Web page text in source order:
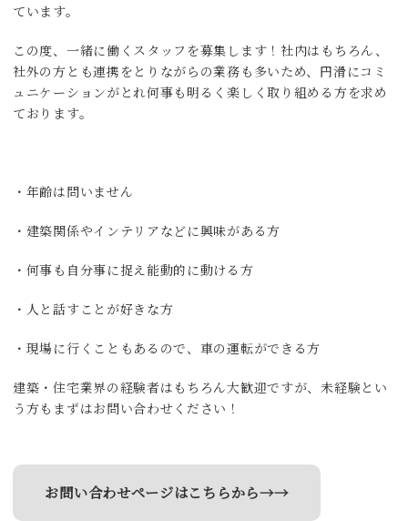
ています。
この度、一緒に働くスタッフを募集します！社内はもちろん、
社外の方とも連携をとりながらの業務も多いため、円滑にコミ
ュニケーションがとれ何事も明るく楽しく取り組める方を求め
ております。
・年齢は問いません
・建築関係やインテリアなどに興味がある方
・何事も自分事に捉え能動的に動ける方
・人と話すことが好きな方
・現場に行くこともあるので、車の運転ができる方
建築・住宅業界の経験者はもちろん大歓迎ですが、未経験とい
う方もまずはお問い合わせください！
お問い合わせページはこちらから→→